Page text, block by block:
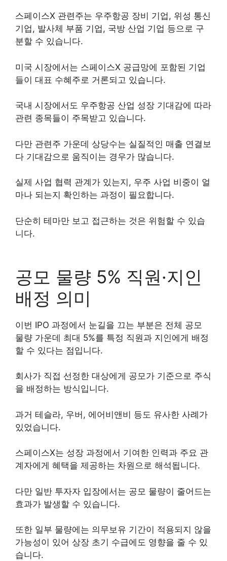
스페이스X 관련주는 우주항공 장비 기업, 위성 통신
기업, 발사체 부품 기업, 국방 산업 기업 등으로 구
분할 수 있습니다.
미국 시장에서는 스페이스X 공급망에 포함된 기업
들이 대표 수혜주로 거론되고 있습니다.
국내 시장에서도 우주항공 산업 성장 기대감에 따라
관련 종목들이 주목받고 있습니다.
다만 관련주 가운데 상당수는 실질적인 매출 연결보
다 기대감으로 움직이는 경우가 많습니다.
실제 사업 협력 관계가 있는지, 우주 사업 비중이 얼
마나 되는지 확인하는 과정이 필요합니다.
단순히 테마만 보고 접근하는 것은 위험할 수 있습
니다.
공모 물량 5% 직원·지인
배정 의미
이번 IPO 과정에서 눈길을 끄는 부분은 전체 공모
물량 가운데 최대 5%를 특정 직원과 지인에게 배정
할 수 있다는 점입니다.
회사가 직접 선정한 대상에게 공모가 기준으로 주식
을 배정하는 방식입니다.
과거 테슬라, 우버, 에어비앤비 등도 유사한 사례가
있었습니다.
스페이스X는 성장 과정에서 기여한 인력과 주요 관
계자에게 혜택을 제공하는 차원으로 해석됩니다.
다만 일반 투자자 입장에서는 공모 물량이 줄어드는
효과가 발생할 수 있습니다.
또한 일부 물량에는 의무보유 기간이 적용되지 않을
가능성이 있어 상장 초기 수급에도 영향을 줄 수 있
습니다.